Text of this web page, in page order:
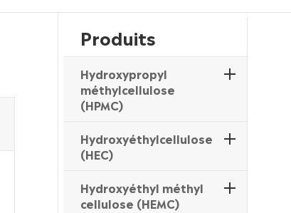
Produits
Hydroxypropyl
méthylcellulose
(HPMC)
Hydroxyéthylcellulose
(HEC)
Hydroxyéthyl méthyl
cellulose (HEMC)